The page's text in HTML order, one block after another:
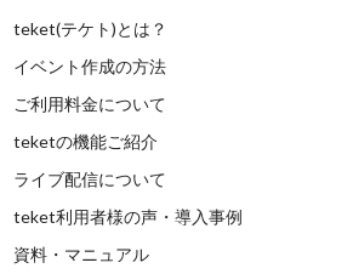
teket(テケト)とは？
イベント作成の方法
ご利用料金について
teketの機能ご紹介
ライブ配信について
teket利用者様の声・導入事例
資料・マニュアル